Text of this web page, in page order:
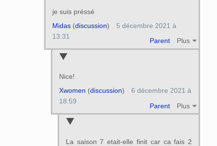
je suis préssé
Parent Plus
Midas(discussion)
5 décembre 2021 à
13:31
Nice!
Parent Plus
Xwomen (discussion)
6 décembre 2021 à
18:59
La saison 7 etait-elle finit car ca fais 2